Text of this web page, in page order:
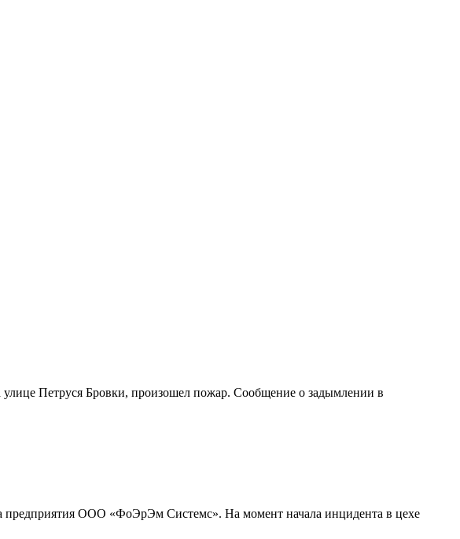
улице Петруся Бровки, произошел пожар. Сообщение о задымлении в
предприятия ООО «ФоЭрЭм Системс». На момент начала инцидента в цехе